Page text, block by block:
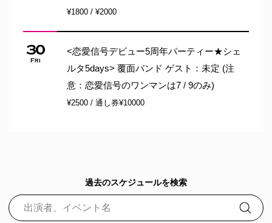
¥1800 / ¥2000
30
Fri
<恋愛信号デビュー5周年パーティー★シェ
ルタ5days> 覆面バンド ゲスト：未定 (注
意：恋愛信号のワンマンは7 / 9のみ)
¥2500 / 通し券¥10000
過去のスケジュールを検索